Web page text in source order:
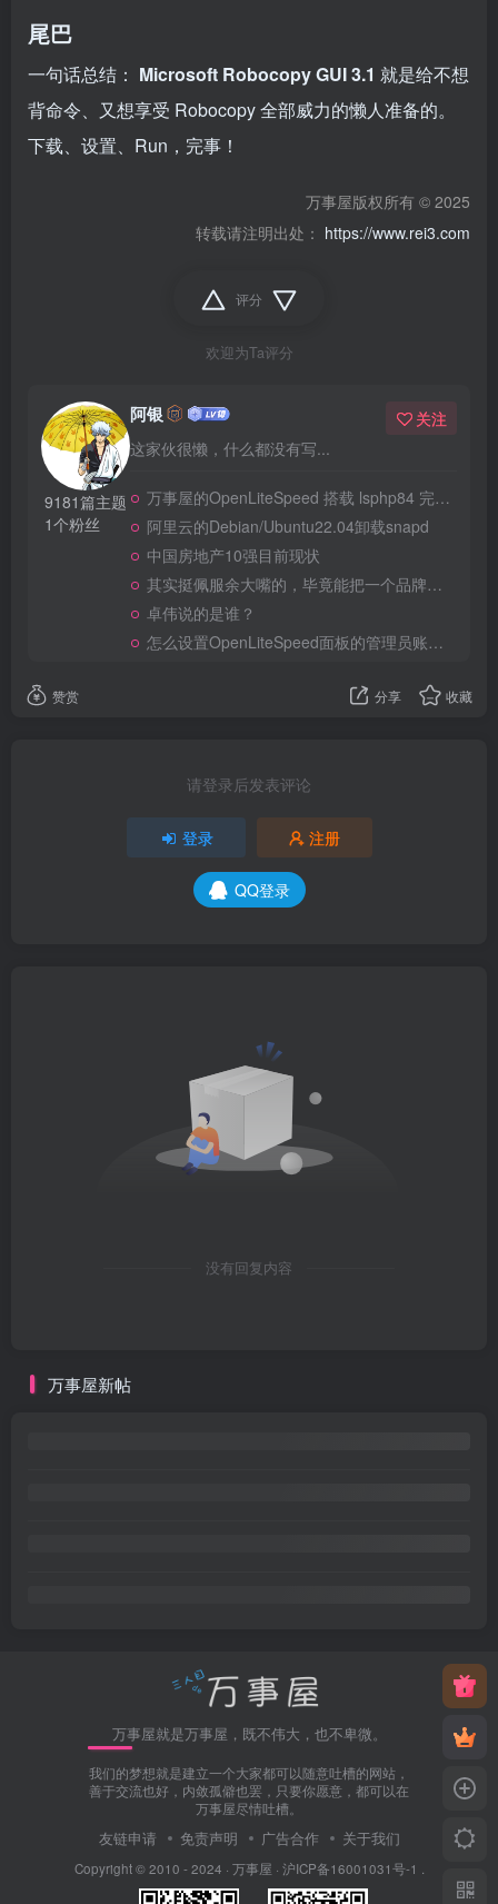
尾巴
一句话总结： Microsoft Robocopy GUI 3.1 就是给不想
背命令、又想享受 Robocopy 全部威力的懒人准备的。
下载、设置、Run，完事！
万事屋版权所有 © 2025
转载请注明出处： https://www.rei3.com
评分
欢迎为Ta评分
9181篇主题
1个粉丝
阿银
这家伙很懒，什么都没有写...
关注
万事屋的OpenLiteSpeed 搭载 lsphp84 完整安装 Composer
阿里云的Debian/Ubuntu22.04卸载snapd
中国房地产10强目前现状
其实挺佩服余大嘴的，毕竟能把一个品牌做到全民嘲笑恶搞，真的不容易
卓伟说的是谁？
怎么设置OpenLiteSpeed面板的管理员账号和密码？
赞赏 分享 收藏
请登录后发表评论
登录 注册
QQ登录
没有回复内容
万事屋新帖
万事屋就是万事屋，既不伟大，也不卑微。
我们的梦想就是建立一个大家都可以随意吐槽的网站，
善于交流也好，内敛孤僻也罢，只要你愿意，都可以在
万事屋尽情吐槽。
友链申请 免责声明 广告合作 关于我们
Copyright © 2010 - 2024 · 万事屋 · 沪ICP备16001031号-1